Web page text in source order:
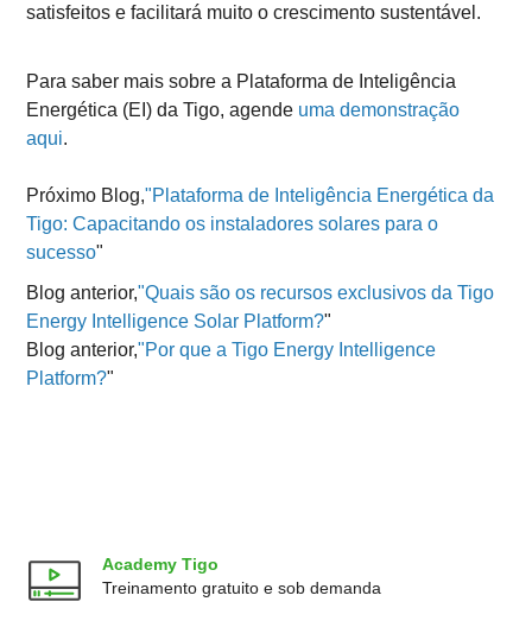
Academy Tigo
Treinamento gratuito e sob demanda
satisfeitos e facilitará muito o crescimento sustentável.
Para saber mais sobre a Plataforma de Inteligência
Energética (EI) da Tigo, agende uma demonstração
aqui.
Próximo Blog,"Plataforma de Inteligência Energética da
Tigo: Capacitando os instaladores solares para o
sucesso"
Blog anterior,"Quais são os recursos exclusivos da Tigo
Energy Intelligence Solar Platform?"
Blog anterior,"Por que a Tigo Energy Intelligence
Platform?"